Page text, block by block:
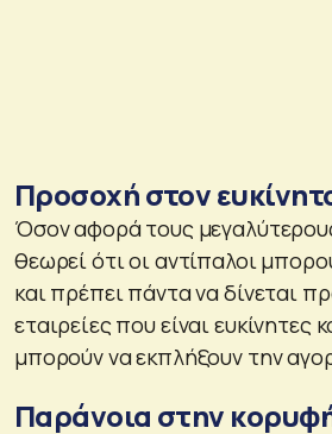
Προσοχή στον
Όσον αφορά τους
θεωρεί ότι οι αντίπαλοι
και πρέπει πάντα να δίνεται
εταιρείες που είναι ευκίνητες
μπορούν να εκπλήξουν την
Παράνοια στην